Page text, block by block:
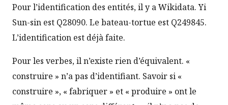
Pour l’identification des entités, il y a Wikidata. Yi
Sun-sin est Q28090. Le bateau-tortue est Q249845.
L’identification est déjà faite.
Pour les verbes, il n’existe rien d’équivalent. «
construire » n’a pas d’identifiant. Savoir si «
construire », « fabriquer » et « produire » ont le